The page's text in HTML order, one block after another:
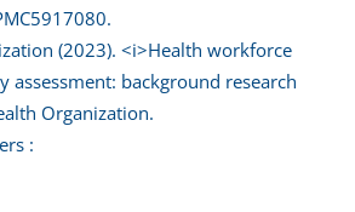
(2023). <i>Health workforce
assessment: background research
Organization.
: